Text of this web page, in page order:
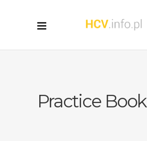
Practice Book